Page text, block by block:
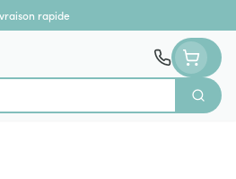
rapide